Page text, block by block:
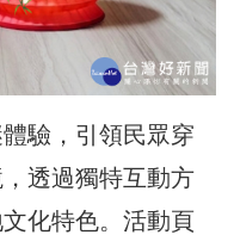
驗，引領民眾穿
透過獨特互動方
化特色。活動頁